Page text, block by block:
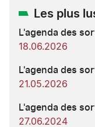
Les plus
L'agenda des
18.06.2026
L'agenda des
21.05.2026
L'agenda des
27.06.2024